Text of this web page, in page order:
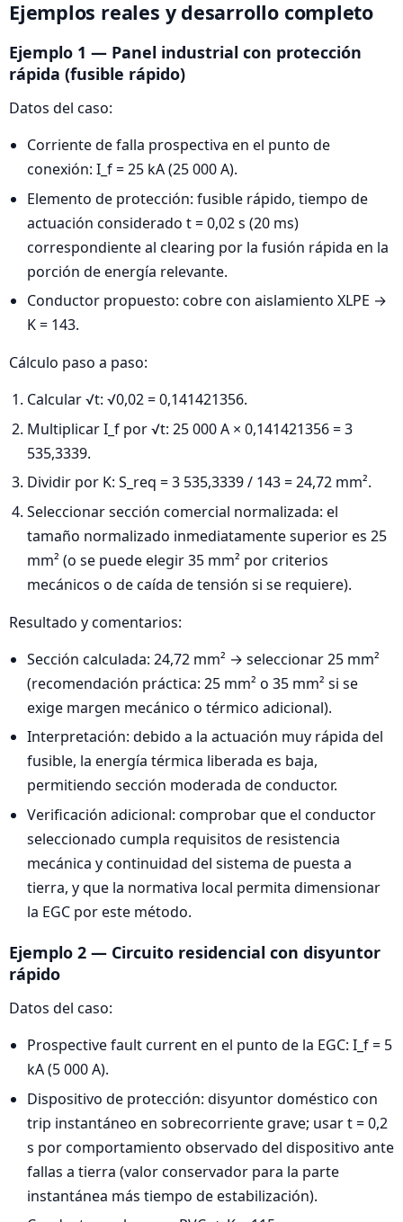
Ejemplos reales y desarrollo completo
Ejemplo 1 — Panel industrial con protección
rápida (fusible rápido)
Datos del caso:
Corriente de falla prospectiva en el punto de
conexión: I_f = 25 kA (25 000 A).
Elemento de protección: fusible rápido, tiempo de
actuación considerado t = 0,02 s (20 ms)
correspondiente al clearing por la fusión rápida en la
porción de energía relevante.
Conductor propuesto: cobre con aislamiento XLPE →
K = 143.
Cálculo paso a paso:
Calcular √t: √0,02 = 0,141421356.
Multiplicar I_f por √t: 25 000 A × 0,141421356 = 3
535,3339.
Dividir por K: S_req = 3 535,3339 / 143 = 24,72 mm².
Seleccionar sección comercial normalizada: el
tamaño normalizado inmediatamente superior es 25
mm² (o se puede elegir 35 mm² por criterios
mecánicos o de caída de tensión si se requiere).
Resultado y comentarios:
Sección calculada: 24,72 mm² → seleccionar 25 mm²
(recomendación práctica: 25 mm² o 35 mm² si se
exige margen mecánico o térmico adicional).
Interpretación: debido a la actuación muy rápida del
fusible, la energía térmica liberada es baja,
permitiendo sección moderada de conductor.
Verificación adicional: comprobar que el conductor
seleccionado cumpla requisitos de resistencia
mecánica y continuidad del sistema de puesta a
tierra, y que la normativa local permita dimensionar
la EGC por este método.
Ejemplo 2 — Circuito residencial con disyuntor
rápido
Datos del caso:
Prospective fault current en el punto de la EGC: I_f = 5
kA (5 000 A).
Dispositivo de protección: disyuntor doméstico con
trip instantáneo en sobrecorriente grave; usar t = 0,2
s por comportamiento observado del dispositivo ante
fallas a tierra (valor conservador para la parte
instantánea más tiempo de estabilización).